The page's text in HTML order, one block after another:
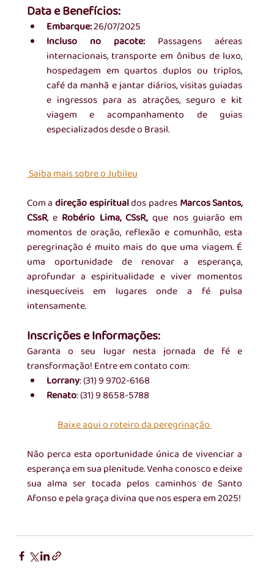
Data e Benefícios:
Embarque: 26/07/2025
Incluso no pacote: Passagens aéreas
internacionais, transporte em ônibus de luxo,
hospedagem em quartos duplos ou triplos,
café da manhã e jantar diários, visitas guiadas
e ingressos para as atrações, seguro e kit
viagem e acompanhamento de guias
especializados desde o Brasil.
Saiba mais sobre o Jubileu
Com a direção espiritual dos padres Marcos Santos,
CSsR, e Robério Lima, CSsR,, que nos guiarão em
momentos de oração, reflexão e comunhão, esta
peregrinação é muito mais do que uma viagem. É
uma oportunidade de renovar a esperança,
aprofundar a espiritualidade e viver momentos
inesquecíveis em lugares onde a fé pulsa
intensamente.
Inscrições e Informações:
Garanta o seu lugar nesta jornada de fé e
transformação! Entre em contato com:
Lorrany: (31) 9 9702-6168
Renato: (31) 9 8658-5788
Baixe aqui o roteiro da peregrinação
Não perca esta oportunidade única de vivenciar a
esperança em sua plenitude. Venha conosco e deixe
sua alma ser tocada pelos caminhos de Santo
Afonso e pela graça divina que nos espera em 2025!